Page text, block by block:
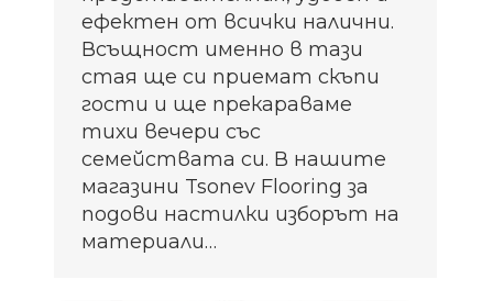
ефектен от всички налични.
Всъщност именно в тази
стая ще си приемат скъпи
гости и ще прекараваме
тихи вечери със
семействата си. В нашите
магазини Tsonev Flooring за
подови настилки изборът на
материали…